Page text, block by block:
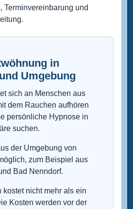
Terminvereinbarung und
in
Umgebung
sich an Menschen aus
dem Rauchen aufhören
persönliche Hypnose in
suchen.
der Umgebung von
zum Beispiel aus
Bad Nenndorf.
kostet nicht mehr als ein
Kosten werden vor der